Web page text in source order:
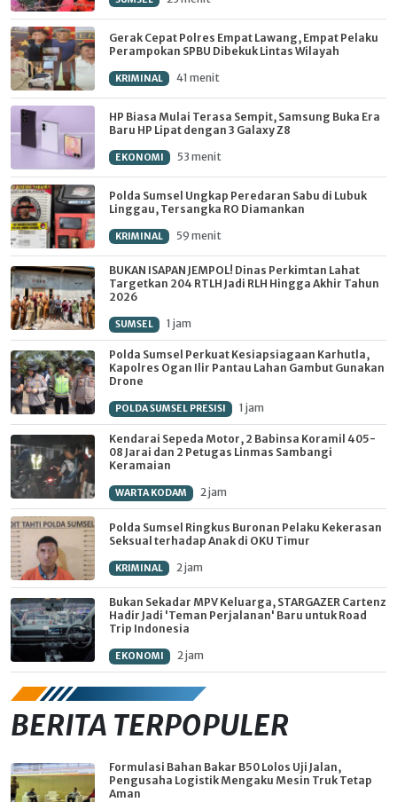
Gerak Cepat Polres Empat Lawang, Empat Pelaku
Perampokan SPBU Dibekuk Lintas Wilayah
KRIMINAL 41 menit
HP Biasa Mulai Terasa Sempit, Samsung Buka Era
Baru HP Lipat dengan 3 Galaxy Z8
EKONOMI 53 menit
Polda Sumsel Ungkap Peredaran Sabu di Lubuk
Linggau, Tersangka RO Diamankan
KRIMINAL 59 menit
BUKAN ISAPAN JEMPOL! Dinas Perkimtan Lahat
Targetkan 204 RTLH Jadi RLH Hingga Akhir Tahun
2026
SUMSEL 1 jam
Polda Sumsel Perkuat Kesiapsiagaan Karhutla,
Kapolres Ogan Ilir Pantau Lahan Gambut Gunakan
Drone
POLDA SUMSEL PRESISI 1 jam
Kendarai Sepeda Motor, 2 Babinsa Koramil 405-
08 Jarai dan 2 Petugas Linmas Sambangi
Keramaian
WARTA KODAM 2 jam
Polda Sumsel Ringkus Buronan Pelaku Kekerasan
Seksual terhadap Anak di OKU Timur
KRIMINAL 2 jam
Bukan Sekadar MPV Keluarga, STARGAZER Cartenz
Hadir Jadi 'Teman Perjalanan' Baru untuk Road
Trip Indonesia
EKONOMI 2 jam
BERITA TERPOPULER
Formulasi Bahan Bakar B50 Lolos Uji Jalan,
Pengusaha Logistik Mengaku Mesin Truk Tetap
Aman